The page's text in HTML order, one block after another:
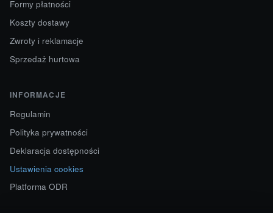
Formy płatności
Koszty dostawy
Zwroty i reklamacje
Sprzedaż hurtowa
INFORMACJE
Regulamin
Polityka prywatności
Deklaracja dostępności
Ustawienia cookies
Platforma ODR